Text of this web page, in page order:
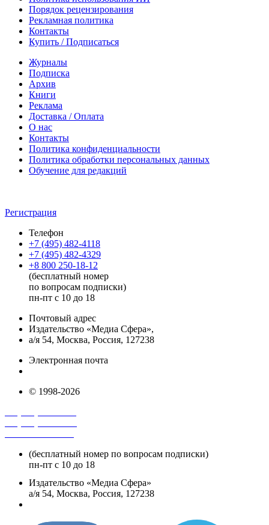
Порядок рецензирования
Рекламная политика
Контакты
Купить / Подписаться
Журналы
Подписка
Архив
Книги
Реклама
Доставка / Оплата
О нас
Контакты
Политика конфиденциальности
Политика обработки персональных данных
Обучение для редакций
Регистрация
Телефон
+7 (495) 482-4118
+7 (495) 482-4329
+8 800 250-18-12
(бесплатный номер
по вопросам подписки)
пн-пт с 10 до 18
Почтовый адрес
Издательство «Медиа Сфера»,
а/я 54, Москва, Россия, 127238
Электронная почта
© 1998-2026
(бесплатный номер по вопросам подписки)
пн-пт с 10 до 18
Издательство «Медиа Сфера»
а/я 54, Москва, Россия, 127238